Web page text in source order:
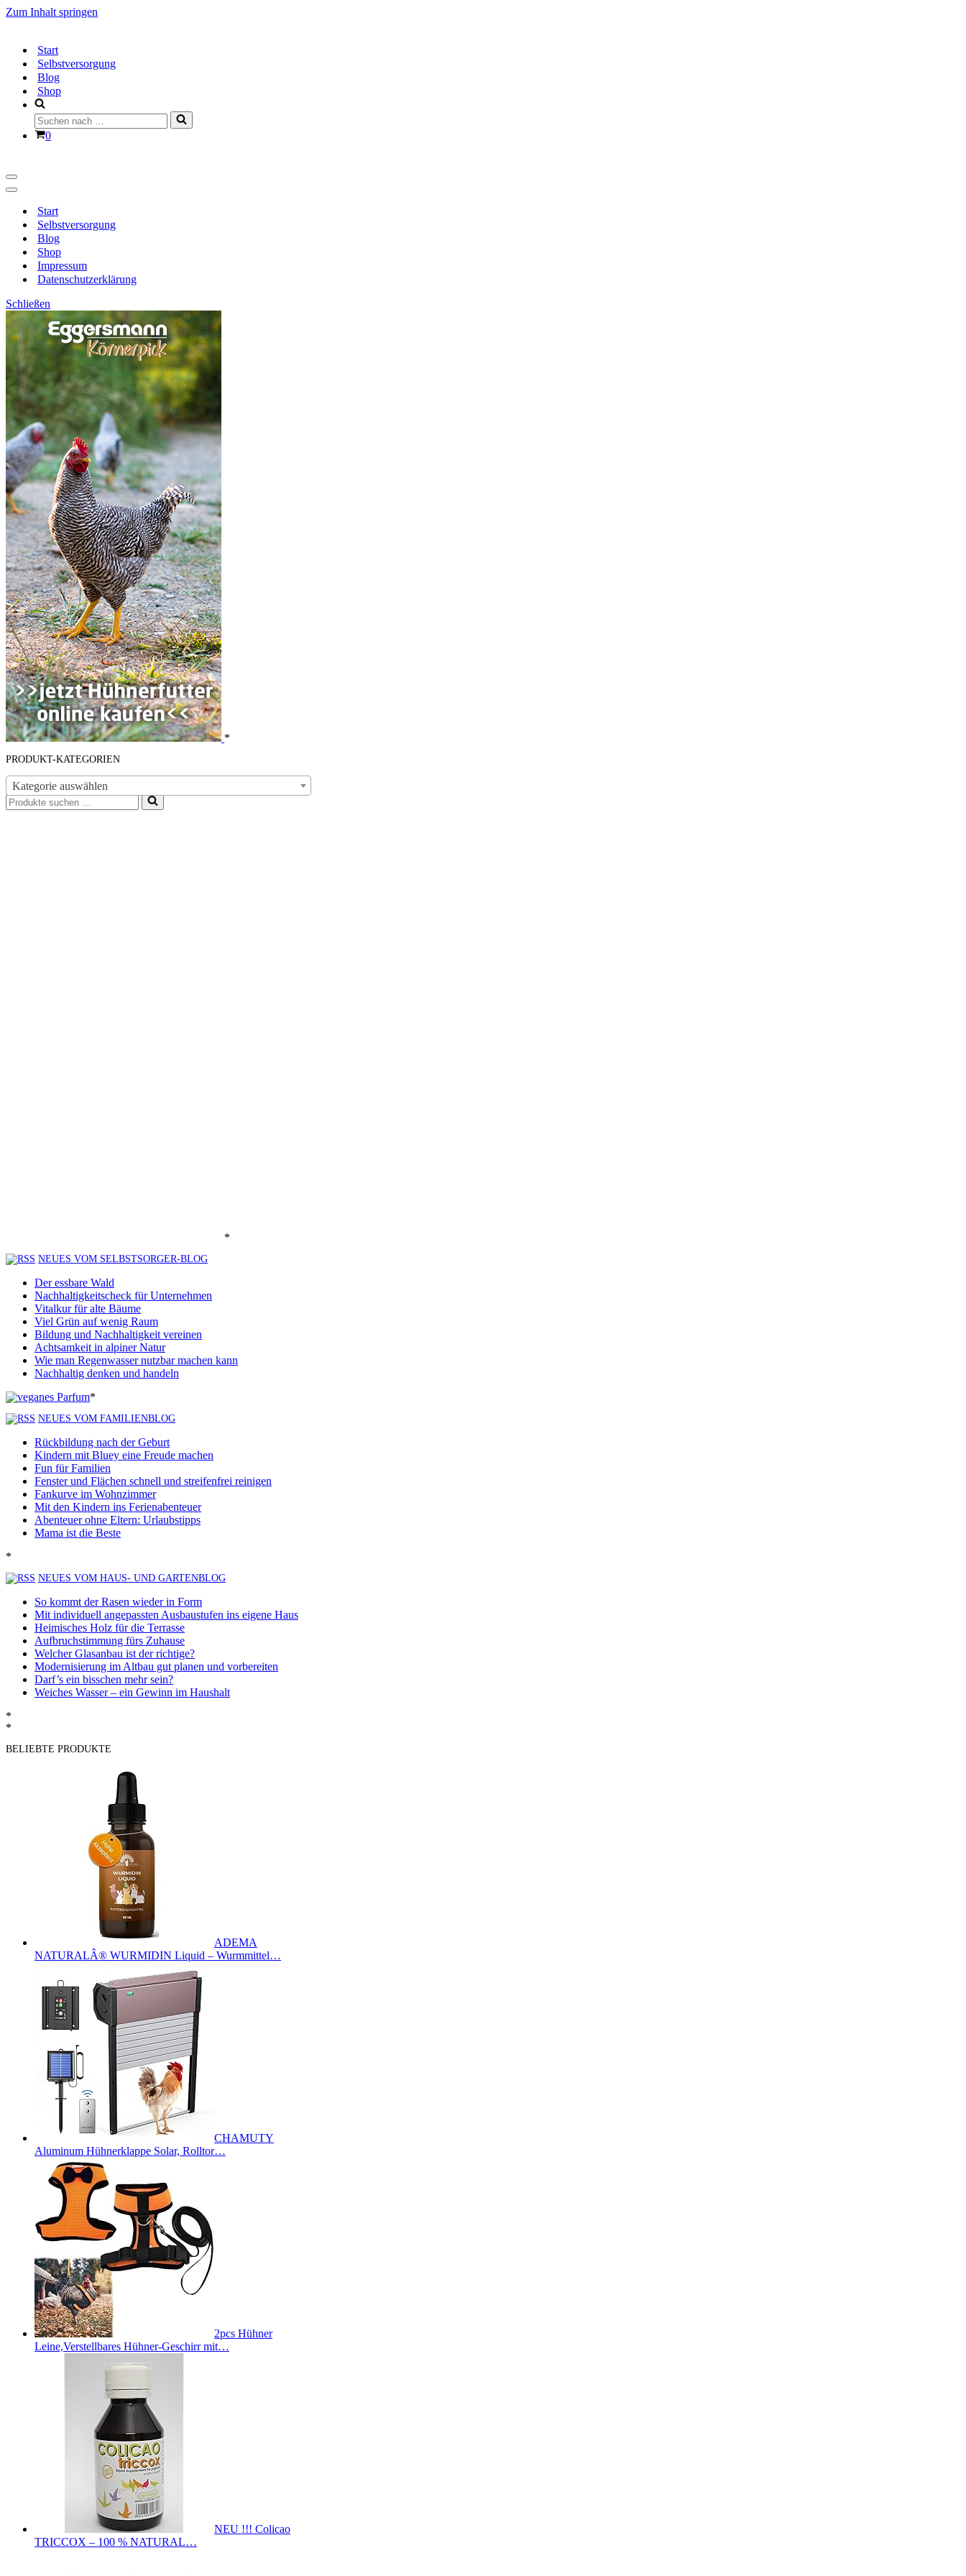
Zum Inhalt springen
Start
Selbstversorgung
Blog
Shop
Suchen
nach …
Warenkorb
0
Navigationsmenü
Navigationsmenü
Start
Selbstversorgung
Blog
Shop
Impressum
Datenschutzerklärung
Schließen
*
PRODUKT-KATEGORIEN
Kategorie auswählen
Suchen
nach …
*
NEUES VOM SELBSTSORGER-BLOG
Der essbare Wald
Nachhaltigkeitscheck für Unternehmen
Vitalkur für alte Bäume
Viel Grün auf wenig Raum
Bildung und Nachhaltigkeit vereinen
Achtsamkeit in alpiner Natur
Wie man Regenwasser nutzbar machen kann
Nachhaltig denken und handeln
*
NEUES VOM FAMILIENBLOG
Rückbildung nach der Geburt
Kindern mit Bluey eine Freude machen
Fun für Familien
Fenster und Flächen schnell und streifenfrei reinigen
Fankurve im Wohnzimmer
Mit den Kindern ins Ferienabenteuer
Abenteuer ohne Eltern: Urlaubstipps
Mama ist die Beste
*
NEUES VOM HAUS- UND GARTENBLOG
So kommt der Rasen wieder in Form
Mit individuell angepassten Ausbaustufen ins eigene Haus
Heimisches Holz für die Terrasse
Aufbruchstimmung fürs Zuhause
Welcher Glasanbau ist der richtige?
Modernisierung im Altbau gut planen und vorbereiten
Darf’s ein bisschen mehr sein?
Weiches Wasser – ein Gewinn im Haushalt
*
*
BELIEBTE PRODUKTE
ADEMA
NATURALÂ® WURMIDIN Liquid – Wurmmittel…
CHAMUTY
Aluminum Hühnerklappe Solar, Rolltor…
2pcs Hühner
Leine,Verstellbares Hühner-Geschirr mit…
NEU !!! Colicao
TRICCOX – 100 % NATURAL…